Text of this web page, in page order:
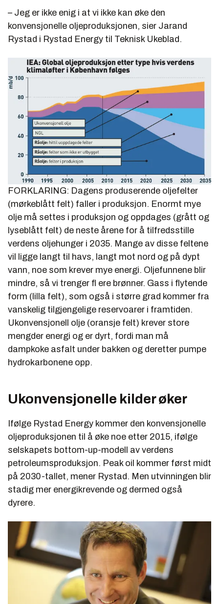
– Jeg er ikke enig i at vi ikke kan øke den
konvensjonelle oljeproduksjonen, sier Jarand
Rystad i Rystad Energy til Teknisk Ukeblad.
FORKLARING: Dagens produserende oljefelter
(mørkeblått felt) faller i produksjon. Enormt mye
olje må settes i produksjon og oppdages (grått og
lyseblått felt) de neste årene for å tilfredsstille
verdens oljehunger i 2035. Mange av disse feltene
vil ligge langt til havs, langt mot nord og på dypt
vann, noe som krever mye energi. Oljefunnene blir
mindre, så vi trenger fl ere brønner. Gass i flytende
form (lilla felt), som også i større grad kommer fra
vanskelig tilgjengelige reservoarer i framtiden.
Ukonvensjonell olje (oransje felt) krever store
mengder energi og er dyrt, fordi man må
dampkoke asfalt under bakken og deretter pumpe
hydrokarbonene opp.
Ukonvensjonelle kilder øker
Ifølge Rystad Energy kommer den konvensjonelle
oljeproduksjonen til å øke noe etter 2015, ifølge
selskapets bottom-up-modell av verdens
petroleumsproduksjon. Peak oil kommer først midt
på 2030-tallet, mener Rystad. Men utvinningen blir
stadig mer energikrevende og dermed også
dyrere.